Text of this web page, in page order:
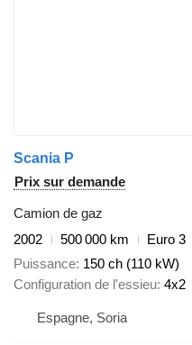
Scania P
Prix sur demande
Camion de gaz
2002
500 000 km
Euro 3
Puissance 150 ch (110 kW)
Configuration de l'essieu 4x2
Espagne, Soria